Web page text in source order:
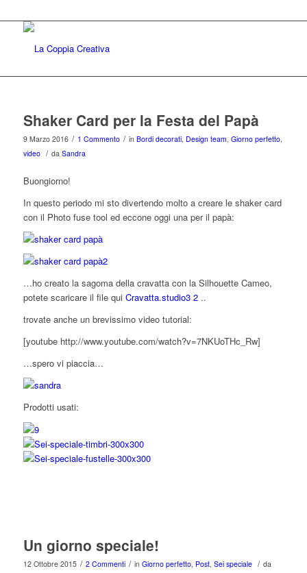
Shaker Card per la Festa del Papà
9 Marzo 2016 / 1 Commento / in Bordi decorati, Design team, Giorno perfetto,
video / da Sandra
Buongiorno!
In questo periodo mi sto divertendo molto a creare le shaker card
con il Photo fuse tool ed eccone oggi una per il papà:
…ho creato la sagoma della cravatta con la Silhouette Cameo,
potete scaricare il file qui Cravatta.studio3 2..
trovate anche un brevissimo video tutorial:
[youtube http://www.youtube.com/watch?v=7NKUoTHc_Rw]
…spero vi piaccia…
Prodotti usati:
Un giorno speciale!
12 Ottobre 2015 / 2 Commenti / in Giorno perfetto, Post, Sei speciale / da